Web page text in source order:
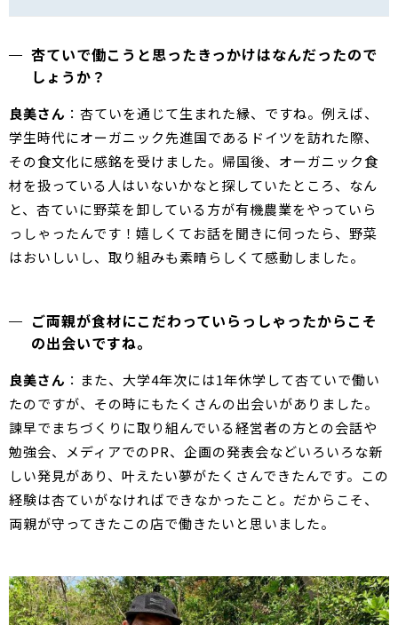
杏ていで働こうと思ったきっかけはなんだったので
しょうか？
良美さん ：杏ていを通じて生まれた縁、ですね。例えば、
学生時代にオーガニック先進国であるドイツを訪れた際、
その食文化に感銘を受けました。帰国後、オーガニック食
材を扱っている人はいないかなと探していたところ、なん
と、杏ていに野菜を卸している方が有機農業をやっていら
っしゃったんです！嬉しくてお話を聞きに伺ったら、野菜
はおいしいし、取り組みも素晴らしくて感動しました。
ご両親が食材にこだわっていらっしゃったからこそ
の出会いですね。
良美さん ：また、大学4年次には1年休学して杏ていで働い
たのですが、その時にもたくさんの出会いがありました。
諫早でまちづくりに取り組んでいる経営者の方との会話や
勉強会、メディアでのPR、企画の発表会などいろいろな新
しい発見があり、叶えたい夢がたくさんできたんです。この
経験は杏ていがなければできなかったこと。だからこそ、
両親が守ってきたこの店で働きたいと思いました。